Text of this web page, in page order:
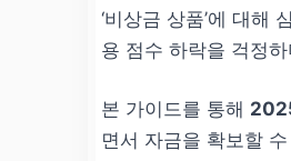
‘비상금 상품’에 대해
용 점수 하락을 걱정
본 가이드를 통해
면서 자금을 확보할